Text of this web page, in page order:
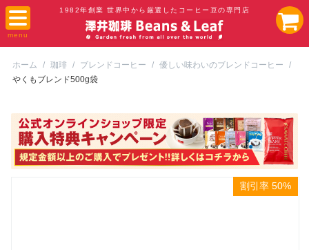
1982年創業 世界中から厳選したコーヒー豆の専門店
ホーム / 珈琲 / ブレンドコーヒー / 優しい味わいのブレンドコーヒー
/
やくもブレンド500g袋
割引率 50%